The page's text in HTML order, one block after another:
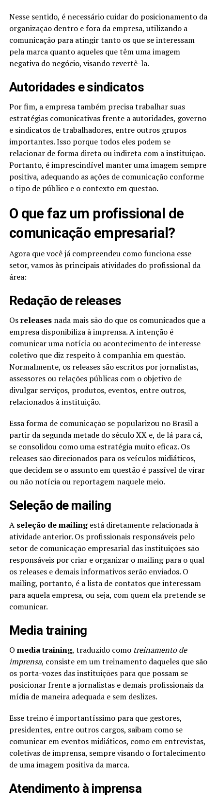
Nesse sentido, é necessário cuidar do posicionamento da
organização dentro e fora da empresa, utilizando a
comunicação para atingir tanto os que se interessam
pela marca quanto aqueles que têm uma imagem
negativa do negócio, visando revertê-la.
Autoridades e sindicatos
Por fim, a empresa também precisa trabalhar suas
estratégias comunicativas frente a autoridades, governo
e sindicatos de trabalhadores, entre outros grupos
importantes. Isso porque todos eles podem se
relacionar de forma direta ou indireta com a instituição.
Portanto, é imprescindível manter uma imagem sempre
positiva, adequando as ações de comunicação conforme
o tipo de público e o contexto em questão.
O que faz um profissional de
comunicação empresarial?
Agora que você já compreendeu como funciona esse
setor, vamos às principais atividades do profissional da
área:
Redação de releases
Osreleasesnada mais são do que os comunicados que a
empresa disponibiliza à imprensa. A intenção é
comunicar uma notícia ou acontecimento de interesse
coletivo que diz respeito à companhia em questão.
Normalmente, os releases são escritos por jornalistas,
assessores ou relações públicas com o objetivo de
divulgar serviços, produtos, eventos, entre outros,
relacionados à instituição.
Essa forma de comunicação se popularizou no Brasil a
partir da segunda metade do século XX e, de lá para cá,
se consolidou como uma estratégia muito eficaz. Os
releases são direcionados para os veículos midiáticos,
que decidem se o assunto em questão é passível de virar
ou não notícia ou reportagem naquele meio.
Seleção de mailing
A seleção de mailingestá diretamente relacionada à
atividade anterior. Os profissionais responsáveis pelo
setor de comunicação empresarial das instituições são
responsáveis por criar e organizar o mailing para o qual
os releases e demais informativos serão enviados. O
mailing, portanto, é a lista de contatos que interessam
para aquela empresa, ou seja, com quem ela pretende se
comunicar.
Media training
O media training, traduzido como treinamento de
imprensa, consiste em um treinamento daqueles que são
os porta-vozes das instituições para que possam se
posicionar frente a jornalistas e demais profissionais da
mídia de maneira adequada e sem deslizes.
Esse treino é importantíssimo para que gestores,
presidentes, entre outros cargos, saibam como se
comunicar em eventos midiáticos, como em entrevistas,
coletivas de imprensa, sempre visando o fortalecimento
de uma imagem positiva da marca.
Atendimento à imprensa